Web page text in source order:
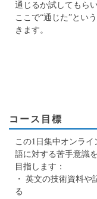
通じるか試してもらい
ここで“通じた”とい
きます。
コース目標
この1日集中オンラ
語に対する苦手意識
目指します：
・ 英文の技術資料
る